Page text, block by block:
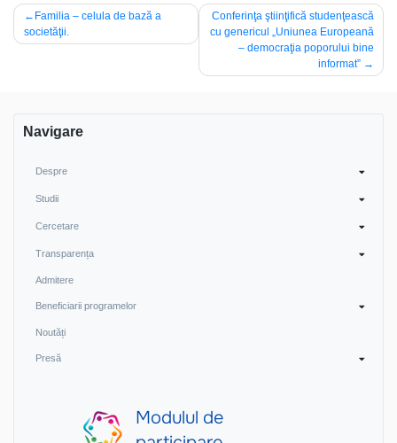
Navigare
în
Familia – celula de bază a
societăţii.
Conferinţa ştiinţifică studenţească
cu genericul „Uniunea Europeană
– democraţia poporului bine
informat”
Navigare
Despre
Studii
Cercetare
Transparența
Admitere
Beneficiarii programelor
Noutăți
Presă